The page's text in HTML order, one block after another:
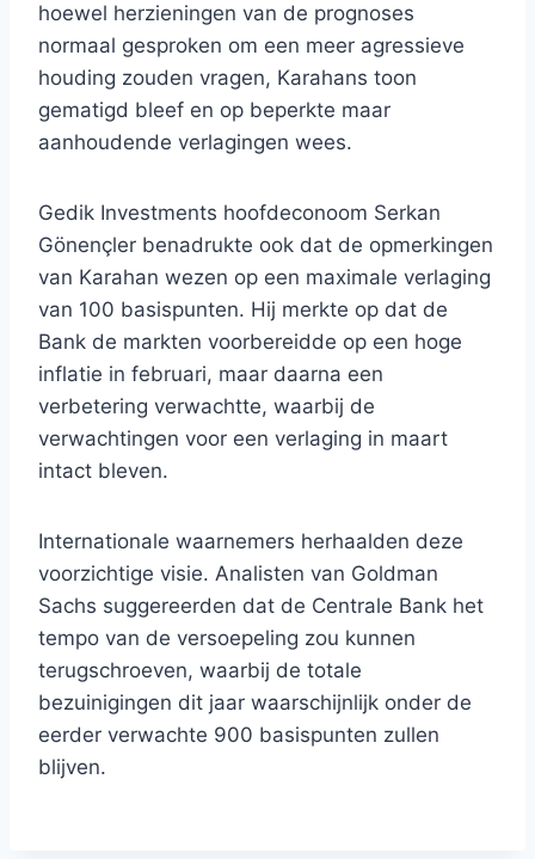
hoewel herzieningen van de prognoses
normaal gesproken om een ​​meer agressieve
houding zouden vragen, Karahans toon
gematigd bleef en op beperkte maar
aanhoudende verlagingen wees.
Gedik Investments hoofdeconoom Serkan
Gönençler benadrukte ook dat de opmerkingen
van Karahan wezen op een maximale verlaging
van 100 basispunten. Hij merkte op dat de
Bank de markten voorbereidde op een hoge
inflatie in februari, maar daarna een
verbetering verwachtte, waarbij de
verwachtingen voor een verlaging in maart
intact bleven.
Internationale waarnemers herhaalden deze
voorzichtige visie. Analisten van Goldman
Sachs suggereerden dat de Centrale Bank het
tempo van de versoepeling zou kunnen
terugschroeven, waarbij de totale
bezuinigingen dit jaar waarschijnlijk onder de
eerder verwachte 900 basispunten zullen
blijven.